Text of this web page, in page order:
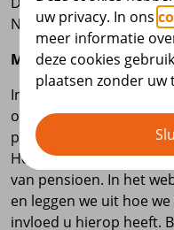
Nettopensioenregeling.
Meer over dit
In de
op. Uw
pensioendatum koopt u
Hoe hoog dit pensioen
van pensioen. In het
en leggen we uit hoe
invloed u hierop heeft.
uw privacy. In ons
meer informatie
deze cookies
plaatsen zonder uw